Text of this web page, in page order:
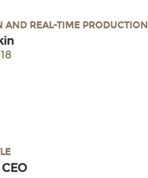
AND REAL-TIME PRODUCTION